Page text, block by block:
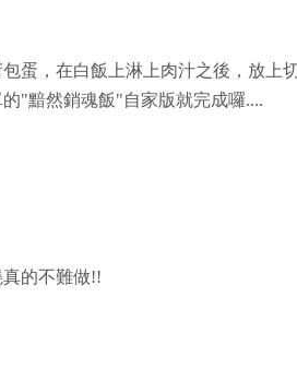
蛋，在白飯上淋上肉汁之後，放上
"黯然銷魂飯"自家版就完成囉....
的不難做!!